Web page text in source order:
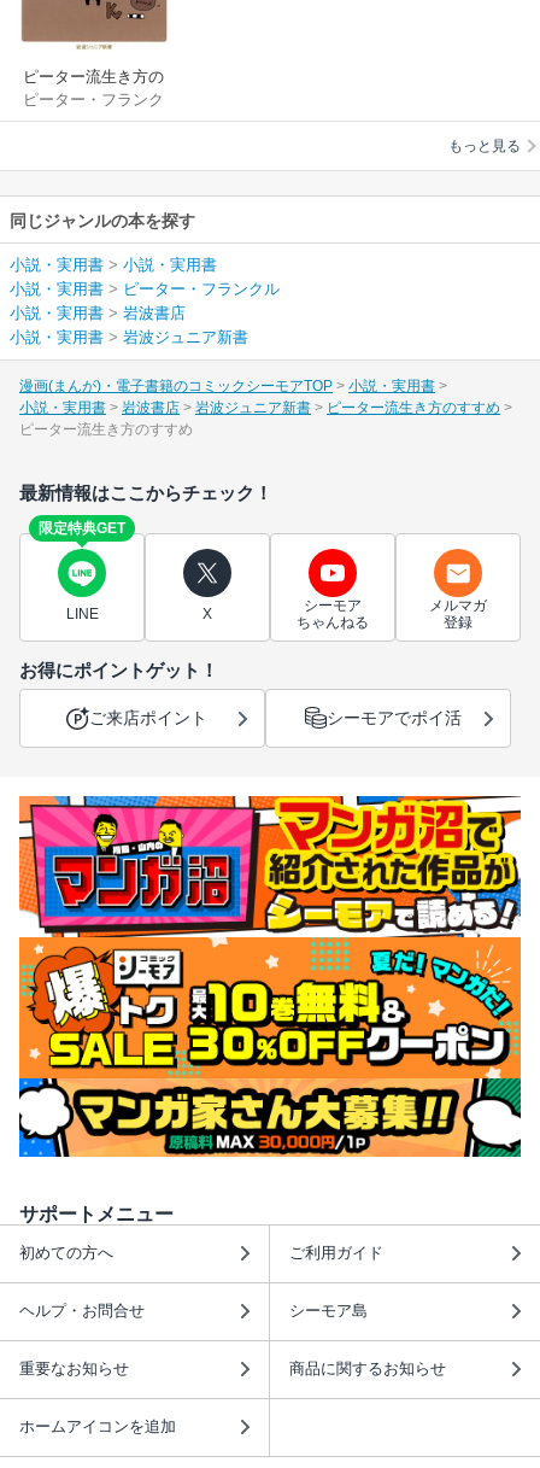
ピーター流生き方の
すすめ
ピーター・フランク
ル
もっと見る
同じジャンルの本を探す
小説・実用書 > 小説・実用書
小説・実用書 > ピーター・フランクル
小説・実用書 > 岩波書店
小説・実用書 > 岩波ジュニア新書
漫画(まんが)・電子書籍のコミックシーモアTOP
小説・実用書
小説・実用書
岩波書店 岩波ジュニア新書
ピーター流生き方のすすめ
ピーター流生き方のすすめ
最新情報はここからチェック！
限定特典GET
LINE X
シーモア
ちゃんねる
メルマガ
登録
お得にポイントゲット！
ご来店ポイント シーモアでポイ活
サポートメニュー
初めての方へ ご利用ガイド
ヘルプ・お問合せ シーモア島
重要なお知らせ 商品に関するお知らせ
ホームアイコンを追加